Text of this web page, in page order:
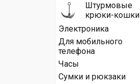
Штурмовые
крюки-кошки
Электроника
Для мобильного
телефона
Часы
Сумки и рюкзаки